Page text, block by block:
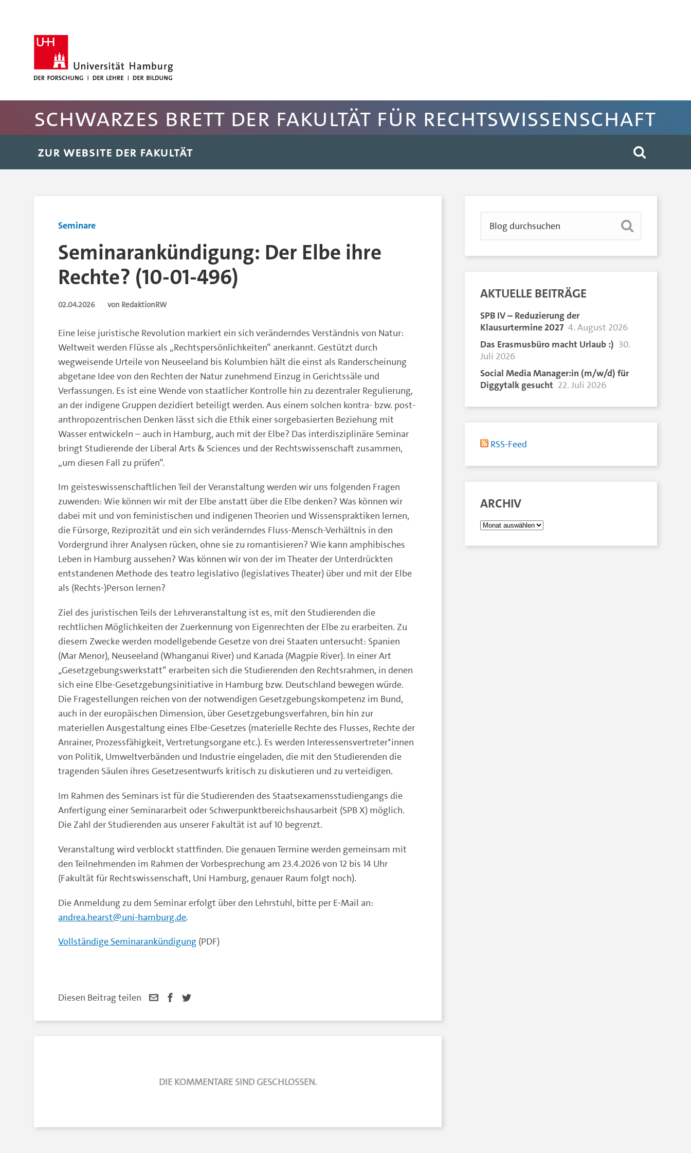
Rechte Spalte anspringen
Fussbereich der Seite anspringen
Schwarzes Brett der Fakultät für Rechtswissenschaft
ZUR WEBSITE DER FAKULTÄT
Seminare
Seminarankündigung: Der Elbe ihre
Rechte? (10-01-496)
02.04.2026 von RedaktionRW
Eine leise juristische Revolution markiert ein sich veränderndes Verständnis von Natur:
Weltweit werden Flüsse als „Rechtspersönlichkeiten“ anerkannt. Gestützt durch
wegweisende Urteile von Neuseeland bis Kolumbien hält die einst als Randerscheinung
abgetane Idee von den Rechten der Natur zunehmend Einzug in Gerichtssäle und
Verfassungen. Es ist eine Wende von staatlicher Kontrolle hin zu dezentraler Regulierung,
an der indigene Gruppen dezidiert beteiligt werden. Aus einem solchen kontra- bzw. post-
anthropozentrischen Denken lässt sich die Ethik einer sorgebasierten Beziehung mit
Wasser entwickeln – auch in Hamburg, auch mit der Elbe? Das interdisziplinäre Seminar
bringt Studierende der Liberal Arts & Sciences und der Rechtswissenschaft zusammen,
„um diesen Fall zu prüfen“.
Im geisteswissenschaftlichen Teil der Veranstaltung werden wir uns folgenden Fragen
zuwenden: Wie können wir mit der Elbe anstatt über die Elbe denken? Was können wir
dabei mit und von feministischen und indigenen Theorien und Wissenspraktiken lernen,
die Fürsorge, Reziprozität und ein sich veränderndes Fluss-Mensch-Verhältnis in den
Vordergrund ihrer Analysen rücken, ohne sie zu romantisieren? Wie kann amphibisches
Leben in Hamburg aussehen? Was können wir von der im Theater der Unterdrückten
entstandenen Methode des teatro legislativo (legislatives Theater) über und mit der Elbe
als (Rechts-)Person lernen?
Ziel des juristischen Teils der Lehrveranstaltung ist es, mit den Studierenden die
rechtlichen Möglichkeiten der Zuerkennung von Eigenrechten der Elbe zu erarbeiten. Zu
diesem Zwecke werden modellgebende Gesetze von drei Staaten untersucht: Spanien
(Mar Menor), Neuseeland (Whanganui River) und Kanada (Magpie River). In einer Art
„Gesetzgebungswerkstatt“ erarbeiten sich die Studierenden den Rechtsrahmen, in denen
sich eine Elbe-Gesetzgebungsinitiative in Hamburg bzw. Deutschland bewegen würde.
Die Fragestellungen reichen von der notwendigen Gesetzgebungskompetenz im Bund,
auch in der europäischen Dimension, über Gesetzgebungsverfahren, bin hin zur
materiellen Ausgestaltung eines Elbe-Gesetzes (materielle Rechte des Flusses, Rechte der
Anrainer, Prozessfähigkeit, Vertretungsorgane etc.). Es werden Interessensvertreter*innen
von Politik, Umweltverbänden und Industrie eingeladen, die mit den Studierenden die
tragenden Säulen ihres Gesetzesentwurfs kritisch zu diskutieren und zu verteidigen.
Im Rahmen des Seminars ist für die Studierenden des Staatsexamensstudiengangs die
Anfertigung einer Seminararbeit oder Schwerpunktbereichshausarbeit (SPB X) möglich.
Die Zahl der Studierenden aus unserer Fakultät ist auf 10 begrenzt.
Veranstaltung wird verblockt stattfinden. Die genauen Termine werden gemeinsam mit
den Teilnehmenden im Rahmen der Vorbesprechung am 23.4.2026 von 12 bis 14 Uhr
(Fakultät für Rechtswissenschaft, Uni Hamburg, genauer Raum folgt noch).
Die Anmeldung zu dem Seminar erfolgt über den Lehrstuhl, bitte per E-Mail an:
andrea.hearst@uni-hamburg.de.
Vollständige Seminarankündigung (PDF)
Diesen Beitrag teilen
DIE KOMMENTARE SIND GESCHLOSSEN.
AKTUELLE BEITRÄGE
SPB IV – Reduzierung der
Klausurtermine 2027 4. August 2026
Das Erasmusbüro macht Urlaub :) 30.
Juli 2026
Social Media Manager:in (m/w/d) für
Diggytalk gesucht 22. Juli 2026
RSS-Feed
ARCHIV